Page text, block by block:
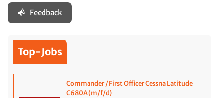
Feedback
Top-Jobs
Commander / First Officer Cessna Latitude
C680A (m/f/d)